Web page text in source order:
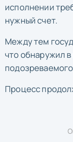
исполнении
нужный счет.
Между тем
что обнаружил
Процесс